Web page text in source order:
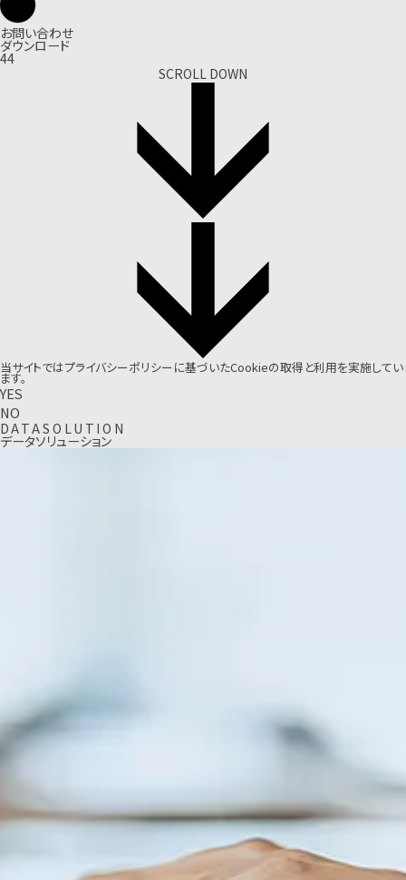
お問い合わせ
ダウンロード
44
SCROLL DOWN
当サイトではプライバシーポリシーに基づいたCookieの取得と利用を実施してい
ます。
YES
NO
DATAS O LU T I O N
データソリューション